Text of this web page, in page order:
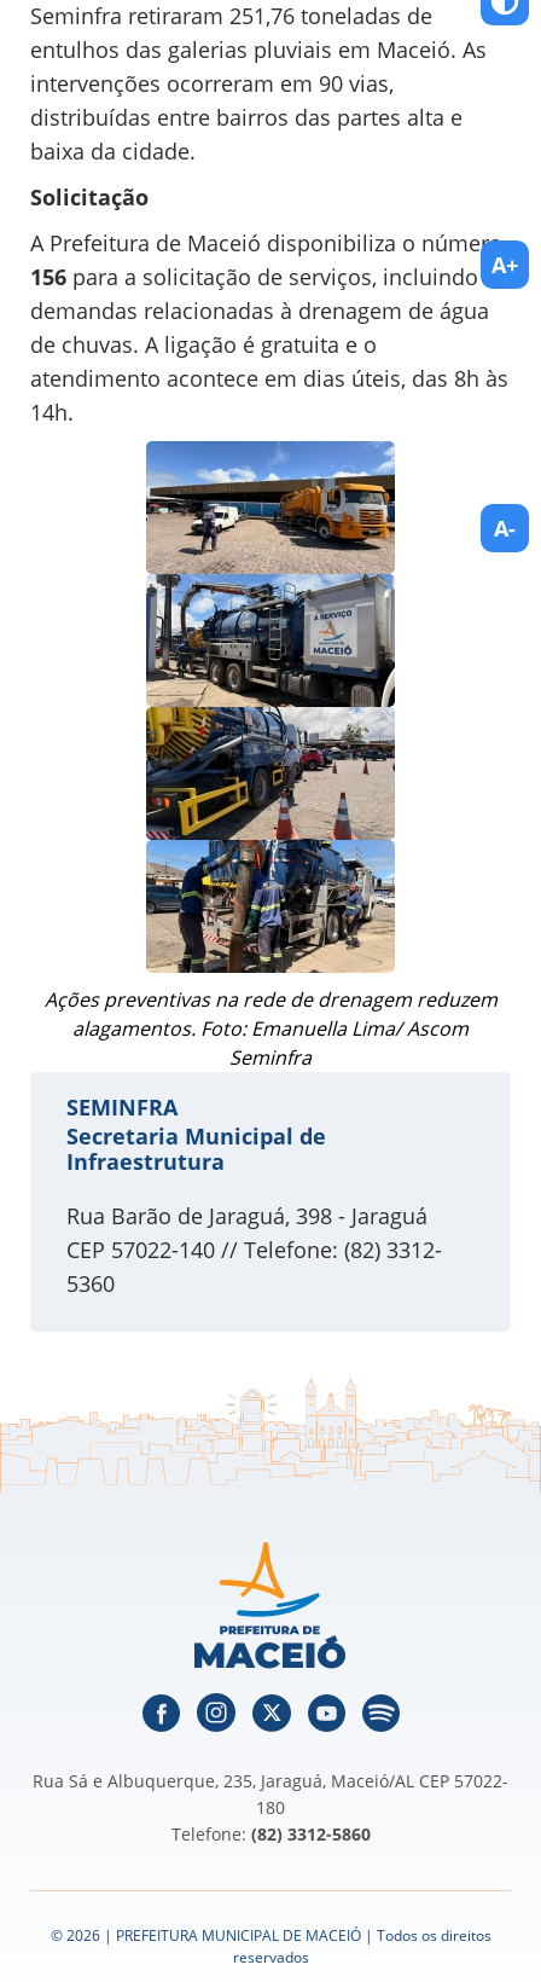
Seminfra retiraram 251,76 toneladas de
entulhos das galerias pluviais em Maceió. As
intervenções ocorreram em 90 vias,
distribuídas entre bairros das partes alta e
baixa da cidade.
Solicitação
A Prefeitura de Maceió disponibiliza o número
156 para a solicitação de serviços, incluindo
demandas relacionadas à drenagem de água
de chuvas. A ligação é gratuita e o
atendimento acontece em dias úteis, das 8h às
14h.
Ações preventivas na rede de drenagem reduzem
alagamentos. Foto: Emanuella Lima/ Ascom
Seminfra
SEMINFRA
Secretaria Municipal de
Infraestrutura
Rua Barão de Jaraguá, 398 - Jaraguá
CEP 57022-140 // Telefone: (82) 3312-
5360
Rua Sá e Albuquerque, 235, Jaraguá, Maceió/AL CEP 57022-
180
Telefone: (82) 3312-5860
© 2026 | PREFEITURA MUNICIPAL DE MACEIÓ | Todos os direitos
reservados
A+
A-